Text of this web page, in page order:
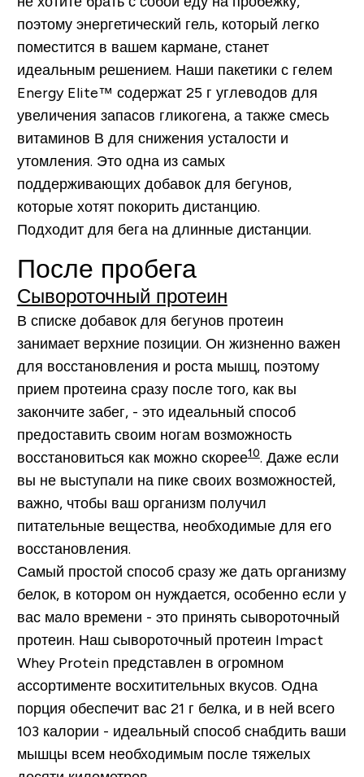
поэтому энергетический гель, который легко
поместится в вашем кармане, станет
идеальным решением. Наши пакетики с гелем
Energy Elite™ содержат 25 г углеводов для
увеличения запасов гликогена, а также смесь
витаминов В для снижения усталости и
утомления. Это одна из самых
поддерживающих добавок для бегунов,
которые хотят покорить дистанцию.
Подходит для бега на длинные дистанции.
После пробега
Сывороточный протеин
В списке добавок для бегунов протеин
занимает верхние позиции. Он жизненно важен
для восстановления и роста мышц, поэтому
прием протеина сразу после того, как вы
закончите забег, - это идеальный способ
предоставить своим ногам возможность
восстановиться как можно скорее10. Даже если
вы не выступали на пике своих возможностей,
важно, чтобы ваш организм получил
питательные вещества, необходимые для его
восстановления.
Самый простой способ сразу же дать организму
белок, в котором он нуждается, особенно если у
вас мало времени - это принять сывороточный
протеин. Наш сывороточный протеин Impact
Whey Protein представлен в огромном
ассортименте восхитительных вкусов. Одна
порция обеспечит вас 21 г белка, и в ней всего
103 калории - идеальный способ снабдить ваши
мышцы всем необходимым после тяжелых